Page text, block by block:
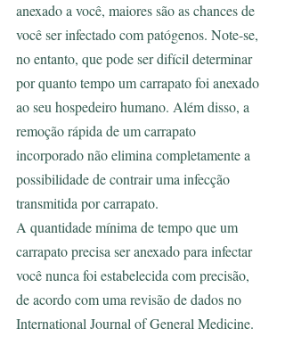
anexado a você, maiores são as chances de
você ser infectado com patógenos. Note-se,
no entanto, que pode ser difícil determinar
por quanto tempo um carrapato foi anexado
ao seu hospedeiro humano. Além disso, a
remoção rápida de um carrapato
incorporado não elimina completamente a
possibilidade de contrair uma infecção
transmitida por carrapato.
A quantidade mínima de tempo que um
carrapato precisa ser anexado para infectar
você nunca foi estabelecida com precisão,
de acordo com uma revisão de dados no
International Journal of General Medicine.